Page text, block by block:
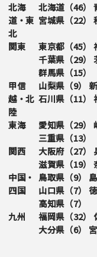
北海
道・東
北
北海道（46）
宮城県（22）
関東 東京都（45）
千葉県（29）
群馬県（15）
甲信
越・北
陸
山梨県（9）
石川県（11）
東海 愛知県（29）
三重県（13）
関西
大阪府（27）
滋賀県（19）
中国・
四国
鳥取県（9）
山口県（7）
高知県（7）
九州
福岡県（32）
大分県（6）